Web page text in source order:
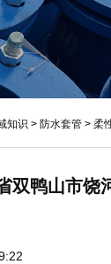
知识 > 防水套管 > 柔
双鸭山市饶